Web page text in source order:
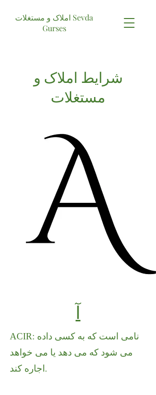
املاک و مستغلات Sevda
Gurses
شرایط املاک و
مستغلات
آ
ACIR: نامی است که به کسی داده
می شود که می دهد یا می خواهد
اجاره کند.